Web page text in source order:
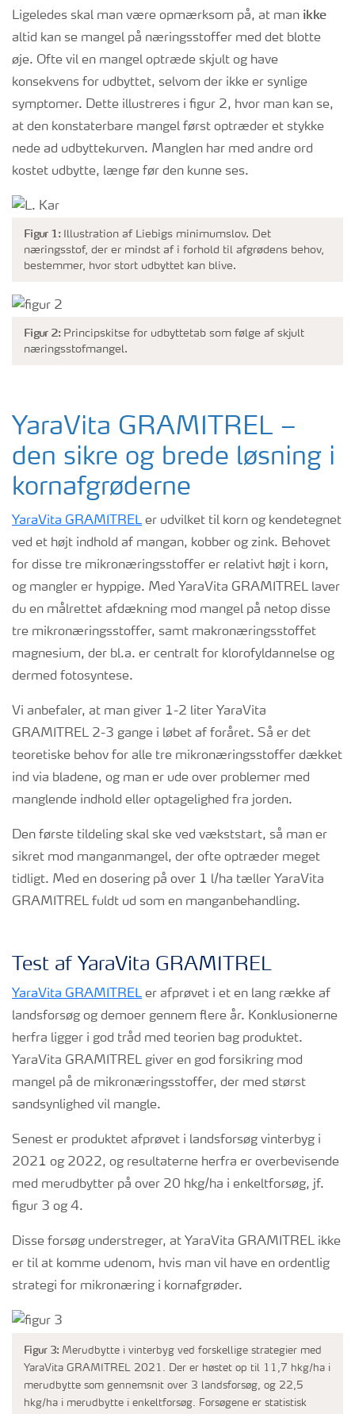
Ligeledes skal man være opmærksom på, at man ikke
altid kan se mangel på næringsstoffer med det blotte
øje. Ofte vil en mangel optræde skjult og have
konsekvens for udbyttet, selvom der ikke er synlige
symptomer. Dette illustreres i figur 2, hvor man kan se,
at den konstaterbare mangel først optræder et stykke
nede ad udbyttekurven. Manglen har med andre ord
kostet udbytte, længe før den kunne ses.
Figur 1: Illustration af Liebigs minimumslov. Det
næringsstof, der er mindst af i forhold til afgrødens behov,
bestemmer, hvor stort udbyttet kan blive.
Figur 2: Principskitse for udbyttetab som følge af skjult
næringsstofmangel.
YaraVita GRAMITREL –
den sikre og brede løsning i
kornafgrøderne
YaraVita GRAMITREL er udvilket til korn og kendetegnet
ved et højt indhold af mangan, kobber og zink. Behovet
for disse tre mikronæringsstoffer er relativt højt i korn,
og mangler er hyppige. Med YaraVita GRAMITREL laver
du en målrettet afdækning mod mangel på netop disse
tre mikronæringsstoffer, samt makronæringsstoffet
magnesium, der bl.a. er centralt for klorofyldannelse og
dermed fotosyntese.
Vi anbefaler, at man giver 1-2 liter YaraVita
GRAMITREL 2-3 gange i løbet af foråret. Så er det
teoretiske behov for alle tre mikronæringsstoffer dækket
ind via bladene, og man er ude over problemer med
manglende indhold eller optagelighed fra jorden.
Den første tildeling skal ske ved vækststart, så man er
sikret mod manganmangel, der ofte optræder meget
tidligt. Med en dosering på over 1 l/ha tæller YaraVita
GRAMITREL fuldt ud som en manganbehandling.
Test af YaraVita GRAMITREL
YaraVita GRAMITREL er afprøvet i et en lang række af
landsforsøg og demoer gennem flere år. Konklusionerne
herfra ligger i god tråd med teorien bag produktet.
YaraVita GRAMITREL giver en god forsikring mod
mangel på de mikronæringsstoffer, der med størst
sandsynlighed vil mangle.
Senest er produktet afprøvet i landsforsøg vinterbyg i
2021 og 2022, og resultaterne herfra er overbevisende
med merudbytter på over 20 hkg/ha i enkeltforsøg, jf.
figur 3 og 4.
Disse forsøg understreger, at YaraVita GRAMITREL ikke
er til at komme udenom, hvis man vil have en ordentlig
strategi for mikronæring i kornafgrøder.
Figur 3: Merudbytte i vinterbyg ved forskellige strategier med
YaraVita GRAMITREL 2021. Der er høstet op til 11,7 hkg/ha i
merudbytte som gennemsnit over 3 landsforsøg, og 22,5
hkg/ha i merudbytte i enkeltforsøg. Forsøgene er statistisk